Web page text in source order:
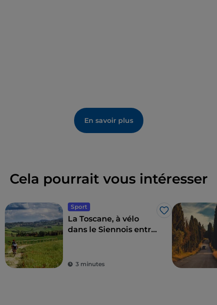
En savoir plus
Cela pourrait vous intéresser
Sport
J’aime
La Toscane, à vélo
dans le Siennois entre
3 minutes